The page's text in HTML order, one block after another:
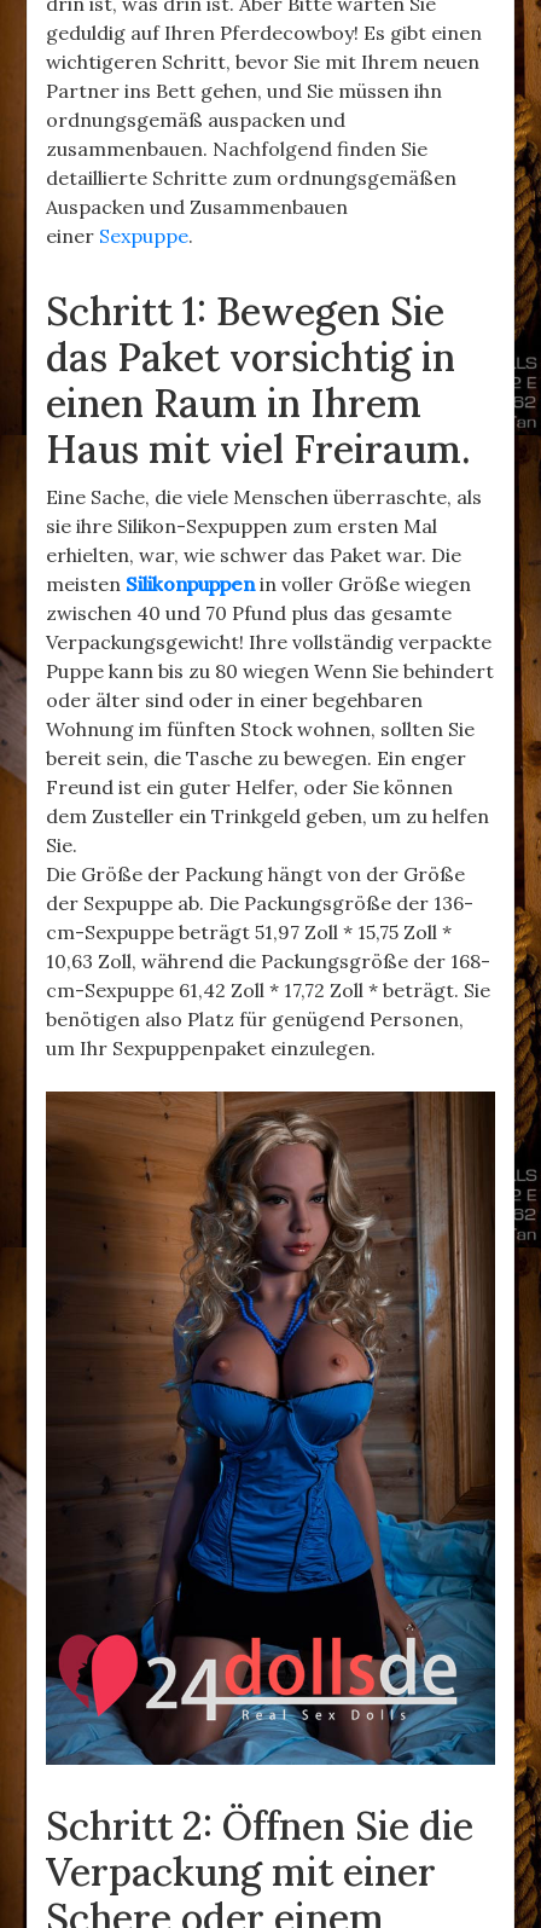
geduldig auf Ihren Pferdecowboy! Es gibt einen
wichtigeren Schritt, bevor Sie mit Ihrem neuen
Partner ins Bett gehen, und Sie müssen ihn
ordnungsgemäß auspacken und
zusammenbauen. Nachfolgend finden Sie
detaillierte Schritte zum ordnungsgemäßen
Auspacken und Zusammenbauen
einer Sexpuppe.
Schritt 1: Bewegen Sie
das Paket vorsichtig in
einen Raum in Ihrem
Haus mit viel Freiraum.
Eine Sache, die viele Menschen überraschte, als
sie ihre Silikon-Sexpuppen zum ersten Mal
erhielten, war, wie schwer das Paket war. Die
meisten Silikonpuppenin voller Größe wiegen
zwischen 40 und 70 Pfund plus das gesamte
Verpackungsgewicht! Ihre vollständig verpackte
Puppe kann bis zu 80 wiegen Wenn Sie behindert
oder älter sind oder in einer begehbaren
Wohnung im fünften Stock wohnen, sollten Sie
bereit sein, die Tasche zu bewegen. Ein enger
Freund ist ein guter Helfer, oder Sie können
dem Zusteller ein Trinkgeld geben, um zu helfen
Sie.
Die Größe der Packung hängt von der Größe
der Sexpuppe ab. Die Packungsgröße der 136-
cm-Sexpuppe beträgt 51,97 Zoll * 15,75 Zoll *
10,63 Zoll, während die Packungsgröße der 168-
cm-Sexpuppe 61,42 Zoll * 17,72 Zoll * beträgt. Sie
benötigen also Platz für genügend Personen,
um Ihr Sexpuppenpaket einzulegen.
Schritt 2: Öffnen Sie die
Verpackung mit einer
Schere oder einem